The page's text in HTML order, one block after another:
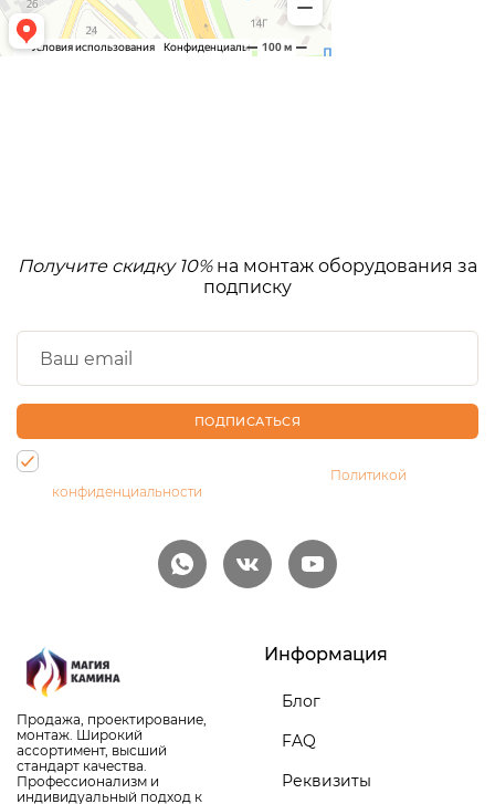
Получите скидку 10%на монтаж оборудования за
подписку
ПОДПИСАТЬСЯ
Политикой
конфиденциальности
Продажа, проектирование,
монтаж. Широкий
ассортимент, высший
стандарт качества.
Профессионализм и
индивидуальный подход к
Информация
Блог
FAQ
Реквизиты